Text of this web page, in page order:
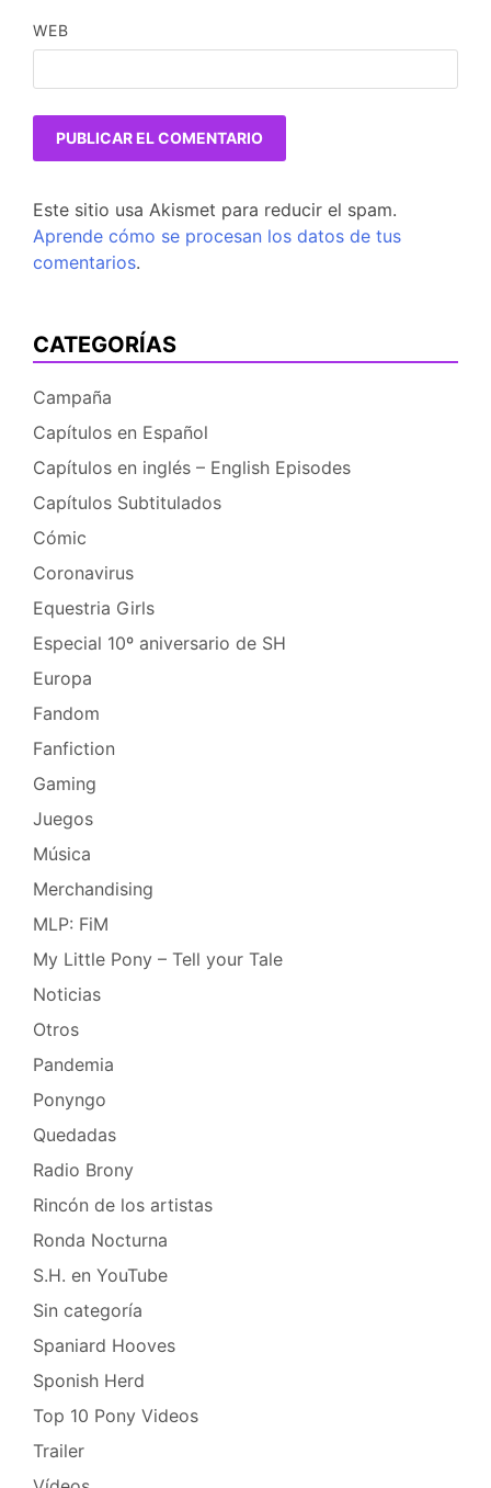
WEB
Este sitio usa Akismet para reducir el spam.
Aprende cómo se procesan los datos de tus
comentarios.
CATEGORÍAS
Campaña
Capítulos en Español
Capítulos en inglés – English Episodes
Capítulos Subtitulados
Cómic
Coronavirus
Equestria Girls
Especial 10º aniversario de SH
Europa
Fandom
Fanfiction
Gaming
Juegos
Música
Merchandising
MLP: FiM
My Little Pony – Tell your Tale
Noticias
Otros
Pandemia
Ponyngo
Quedadas
Radio Brony
Rincón de los artistas
Ronda Nocturna
S.H. en YouTube
Sin categoría
Spaniard Hooves
Sponish Herd
Top 10 Pony Videos
Trailer